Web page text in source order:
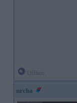
nrcha